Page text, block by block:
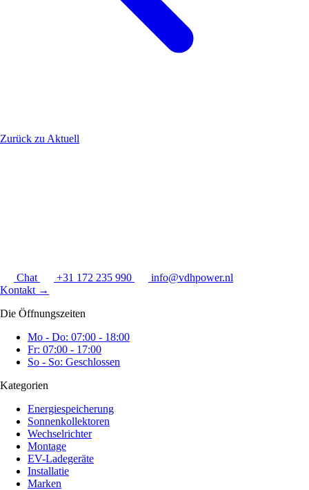
Zurück zu Aktuell
Chat +31 172 235 990
info@vdhpower.nl
Kontakt →
Die Öffnungszeiten
Mo - Do: 07:00 - 18:00
Fr: 07:00 - 17:00
So - So: Geschlossen
Kategorien
Energiespeicherung
Sonnenkollektoren
Wechselrichter
Montage
EV-Ladegeräte
Installatie
Marken